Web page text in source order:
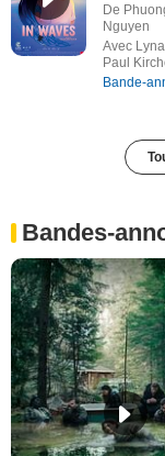
De
Nguyen
Avec
Paul
Bande-
Bandes-